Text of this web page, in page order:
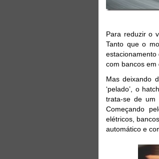
Para reduzir o
Tanto que o
com bancos em
Mas deixando
‘pelado’, o
trata-se de um
Começando
elétricos,
automático e